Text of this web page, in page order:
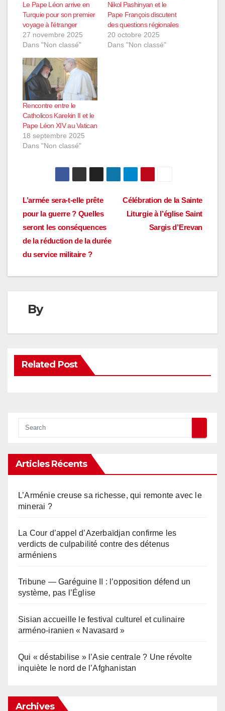
Le Pape Léon arrive en
Turquie pour son premier
voyage à l’étranger
27 novembre 2025
Dans "Non classé"
Nikol Pashinyan et le
Pape François discutent
des questions régionales
20 octobre 2025
Dans "Non classé"
Rencontre entre le
Catholicos Karekin II et le
Pape Léon XIV au Vatican
18 septembre 2025
Dans "Non classé"
Navigation
de
l’article
Célébration de la Sainte
Liturgie à l’église Saint
Sargis d’Erevan
L’armée sera-t-elle prête
pour la guerre ? Quelles
seront les conséquences
de la réduction de la durée
du service militaire ?
By
Related Post
Articles Récents
L’Arménie creuse sa richesse, qui remonte avec le
minerai ?
La Cour d’appel d’Azerbaïdjan confirme les
verdicts de culpabilité contre des détenus
arméniens
Tribune — Garéguine II : l’opposition défend un
système, pas l’Église
Sisian accueille le festival culturel et culinaire
arméno-iranien « Navasard »
Qui « déstabilise » l’Asie centrale ? Une révolte
inquiète le nord de l’Afghanistan
Archives